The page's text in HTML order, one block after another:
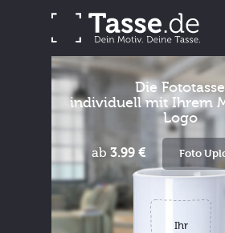
Die Fototasse
individuell mit Ihrem
Logo
ab 3.99 € Foto
Ihr